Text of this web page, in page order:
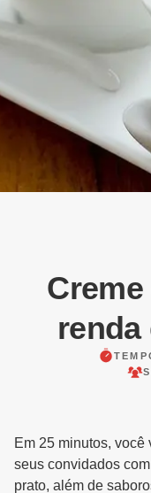
renda
Em 25 minutos,
seus convidados
prato, além de